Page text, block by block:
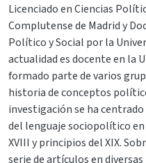
Licenciado en Ciencias
Complutense de Madrid y
Político y Social por la
actualidad es docente en la
formado parte de varios
historia de conceptos
investigación se ha
del lenguaje sociopolítico
XVIII y principios del XIX.
serie de artículos en